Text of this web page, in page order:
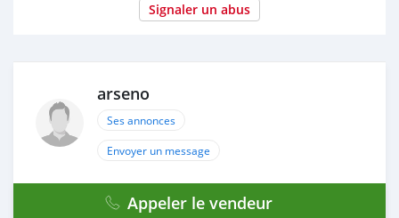
Signaler un abus
arseno
Ses annonces
Envoyer un message
Appeler le vendeur